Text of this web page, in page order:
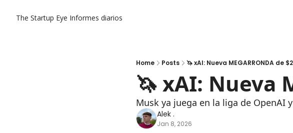
The Startup Eye Informes diarios
Home Posts 🦄 xAI: Nueva MEGARRONDA de
🦄 xAI: Nueva
Musk ya juega en la liga de OpenAI
Alek .
Jan 8, 2026